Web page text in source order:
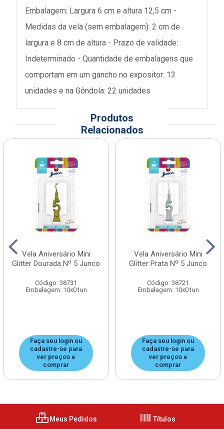
Embalagem: Largura 6 cm e altura 12,5 cm -
Medidas da vela (sem embalagem): 2 cm de
largura e 8 cm de altura - Prazo de validade:
Indeterminado - Quantidade de embalagens que
comportam em um gancho no expositor: 13
unidades e na Gôndola: 22 unidades
Produtos
Relacionados
Vela Aniversário Mini
Glitter Dourada Nº 5 Junco
Código: 38731
Embalagem: 10x01un
Faça seu login ou
cadastre-se para
ver preços e
comprar
Vela Aniversário Mini
Glitter Prata Nº 5 Junco
Código: 38721
Embalagem: 10x01un
Faça seu login ou
cadastre-se para
ver preços e
comprar
Meus Pedidos Títulos